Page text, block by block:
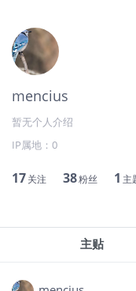
mencius
暂无个人介绍
IP属地： 0
17关注 38粉丝 1 主
主贴